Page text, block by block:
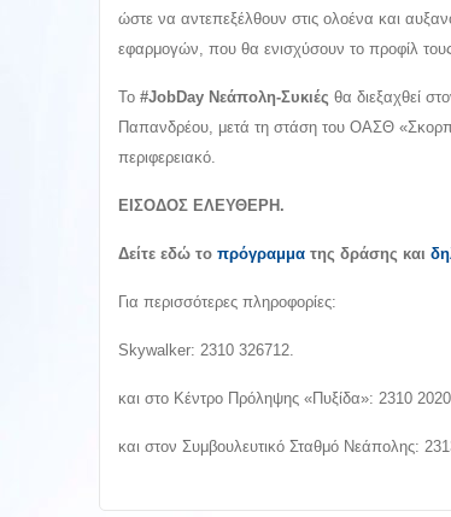
ώστε να αντεπεξέλθουν στις ολοένα και
εφαρμογών, που θα ενισχύσουν το προφίλ
Το #JobDay Νεάπολη-Συκιές θα διεξαχθεί
Παπανδρέου, μετά τη στάση του ΟΑΣΘ
περιφερειακό.
ΕΙΣΟΔΟΣ ΕΛΕΥΘΕΡΗ.
Δείτε εδώ το πρόγραμμα της δράσης και δ
Για περισσότερες πληροφορίες:
Skywalker: 2310 326712.
και στο Κέντρο Πρόληψης «Πυξίδα»: 2310
και στον Συμβουλευτικό Σταθμό Νεάπολης: